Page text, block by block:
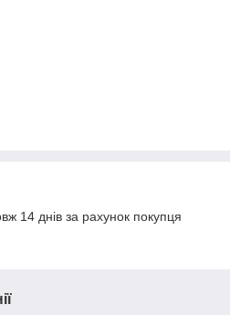
14 днів за рахунок покупця